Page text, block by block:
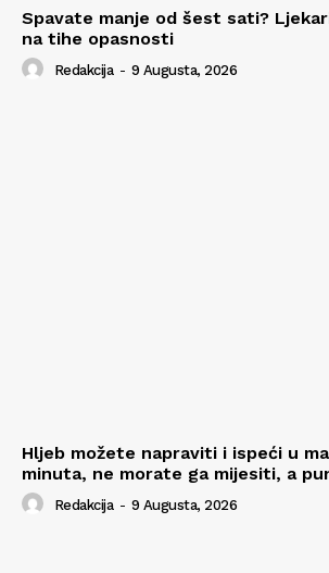
Spavate manje od šest sati?
na tihe opasnosti
Redakcija - 9 Augusta, 2026
Hljeb možete napraviti i ispeći u
minuta, ne morate ga mijesiti, a
Redakcija - 9 Augusta, 2026